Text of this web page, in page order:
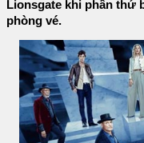
Lionsgate khi phần thứ
phòng vé.